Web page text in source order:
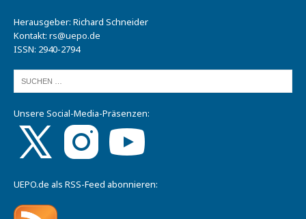
Herausgeber: Richard Schneider
Kontakt: rs@uepo.de
ISSN: 2940-2794
Unsere Social-Media-Präsenzen:
UEPO.de als RSS-Feed abonnieren: